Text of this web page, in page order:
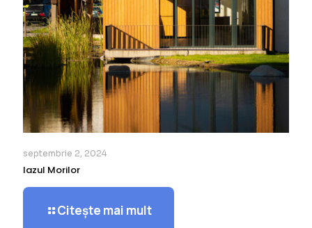
septembrie 2, 2024
Iazul Morilor
Citește mai mult